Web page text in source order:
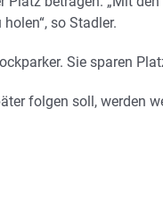
so Stadler.
Sie sparen
folgen soll, werden